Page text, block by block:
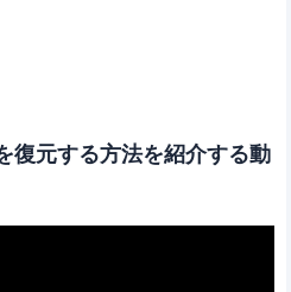
復元する方法を紹介する動